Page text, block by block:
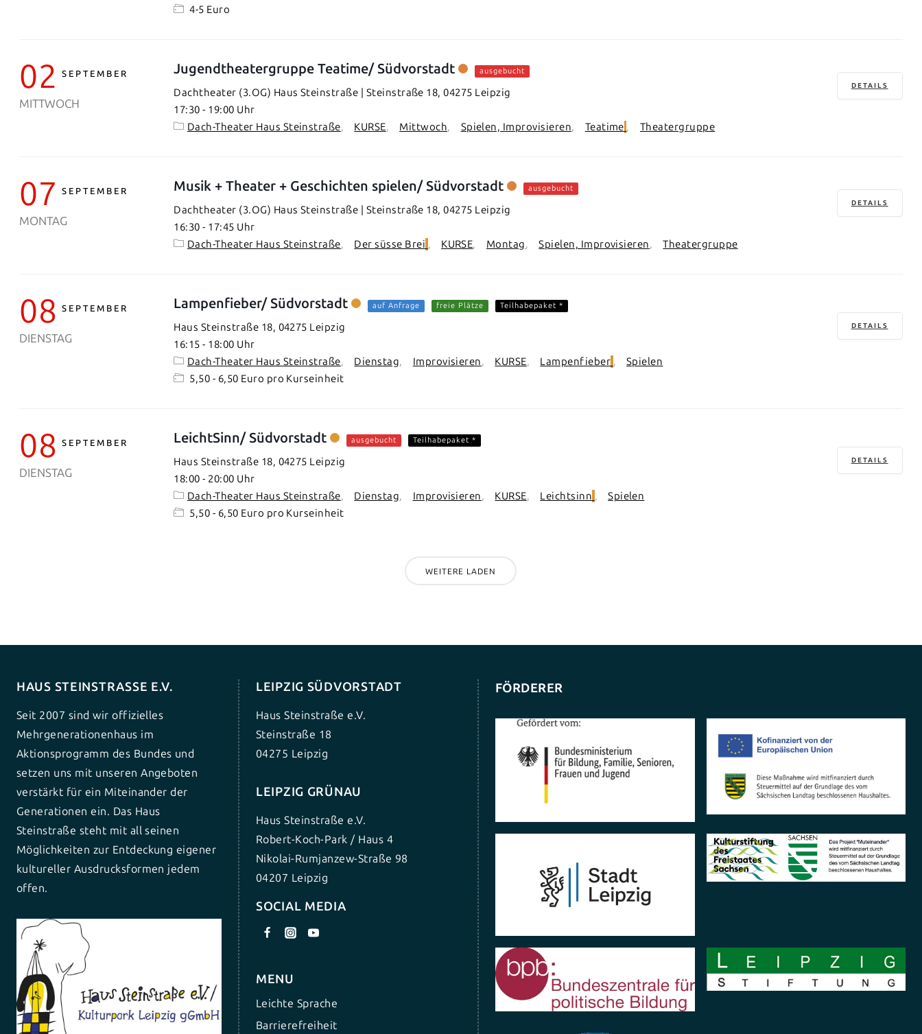
4-5 Euro
02 SEPTEMBER
MITTWOCH
Jugendtheatergruppe Teatime/ Südvorstadt ausgebucht
Dachtheater (3.OG) Haus Steinstraße | Steinstraße 18, 04275 Leipzig
17:30 - 19:00
Dach-Theater Haus Steinstraße
KURSE Mittwoch Spielen, Improvisieren Teatime Theatergruppe
DETAILS
07 SEPTEMBER
MONTAG
Musik + Theater + Geschichten spielen/ Südvorstadt ausgebucht
Dachtheater (3.OG) Haus Steinstraße | Steinstraße 18, 04275 Leipzig
16:30 - 17:45
Dach-Theater Haus Steinstraße
Der süsse Brei KURSE Montag Spielen, Improvisieren Theatergruppe
DETAILS
08 SEPTEMBER
DIENSTAG
Lampenfieber/ Südvorstadt auf Anfrage freie Plätze Teilhabepaket *
Haus Steinstraße 18, 04275 Leipzig
16:15 - 18:00
Dach-Theater Haus Steinstraße
Dienstag Improvisieren KURSE Lampenfieber
Spielen
5,50 - 6,50 Euro pro Kurseinheit
DETAILS
08 SEPTEMBER
DIENSTAG
LeichtSinn/ Südvorstadt ausgebucht Teilhabepaket *
Haus Steinstraße 18, 04275 Leipzig
18:00 - 20:00
Dach-Theater Haus Steinstraße
Dienstag Improvisieren KURSE Leichtsinn
Spielen
5,50 - 6,50 Euro pro Kurseinheit
DETAILS
WEITERE LADEN
HAUS STEINSTRASSE E.V.
Seit 2007 sind wir offizielles
Mehrgenerationenhaus im
Aktionsprogramm des Bundes und
setzen uns mit unseren Angeboten
verstärkt für ein Miteinander der
Generationen ein. Das Haus
Steinstraße steht mit all seinen
Möglichkeiten zur Entdeckung eigener
kultureller Ausdrucksformen jedem
offen.
LEIPZIG SÜDVORSTADT
Haus Steinstraße e.V.
Steinstraße 18
04275 Leipzig
LEIPZIG GRÜNAU
Haus Steinstraße e.V.
Robert-Koch-Park / Haus 4
Nikolai-Rumjanzew-Straße 98
04207 Leipzig
SOCIAL MEDIA
MENU
Leichte Sprache
Barrierefreiheit
FÖRDERER